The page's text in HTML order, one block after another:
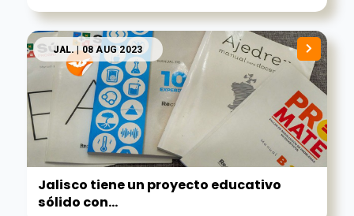
JAL.| 08 AUG 2023
Jalisco tiene un proyecto educativo
sólido con...